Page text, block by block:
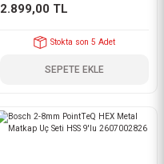
2.899,00 TL
Stokta son 5 Adet
SEPETE EKLE